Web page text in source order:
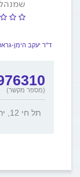
ד"ר יעקב הימן-
(מספר מקשר)
תל חי 12, ירושלים